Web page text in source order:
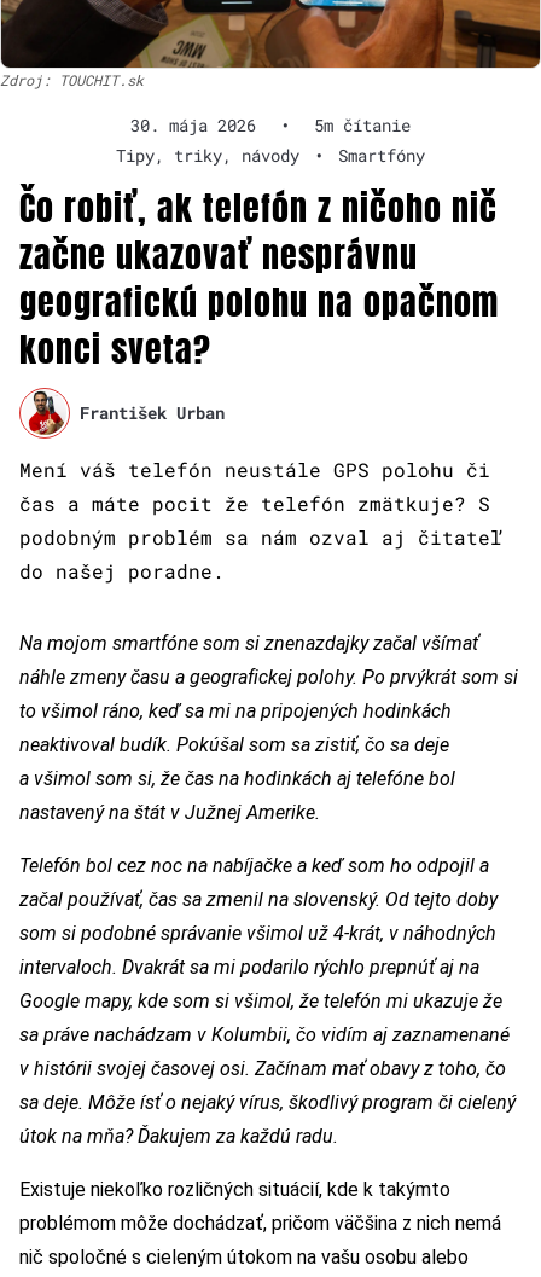
Zdroj: TOUCHIT.sk
30. mája 2026 •
5m čítanie
Tipy, triky, návody
• Smartfóny
Čo robiť, ak telefón z ničoho nič
začne ukazovať nesprávnu
geografickú polohu na opačnom
konci sveta?
František Urban
Mení váš telefón neustále GPS polohu či
čas a máte pocit že telefón zmätkuje? S
podobným problém sa nám ozval aj čitateľ
do našej poradne.
Na mojom smartfóne som si znenazdajky začal všímať
náhle zmeny času a geografickej polohy. Po prvýkrát som si
to všimol ráno, keď sa mi na pripojených hodinkách
neaktivoval budík. Pokúšal som sa zistiť, čo sa deje
a všimol som si, že čas na hodinkách aj telefóne bol
nastavený na štát v Južnej Amerike.
Telefón bol cez noc na nabíjačke a keď som ho odpojil a
začal používať, čas sa zmenil na slovenský. Od tejto doby
som si podobné správanie všimol už 4-krát, v náhodných
intervaloch. Dvakrát sa mi podarilo rýchlo prepnúť aj na
Google mapy, kde som si všimol, že telefón mi ukazuje že
sa práve nachádzam v Kolumbii, čo vidím aj zaznamenané
v histórii svojej časovej osi. Začínam mať obavy z toho, čo
sa deje. Môže ísť o nejaký vírus, škodlivý program či cielený
útok na mňa? Ďakujem za každú radu.
Existuje niekoľko rozličných situácií, kde k takýmto
problémom môže dochádzať, pričom väčšina z nich nemá
nič spoločné s cieleným útokom na vašu osobu alebo